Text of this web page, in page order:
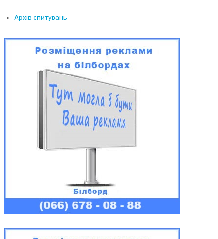
Архів опитувань